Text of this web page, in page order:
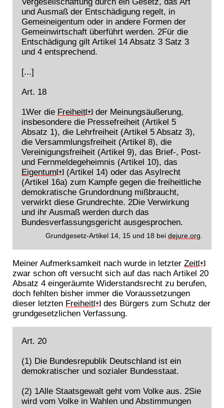
und Ausmaß der Entschädigung regelt, in
Gemeineigentum oder in andere Formen der
Gemeinwirtschaft überführt werden. 2Für die
Entschädigung gilt Artikel 14 Absatz 3 Satz 3
und 4 entsprechend.
[...]
Art. 18
1Wer die Freiheit[+]der Meinungsäußerung,
insbesondere die Pressefreiheit (Artikel 5
Absatz 1), die Lehrfreiheit (Artikel 5 Absatz 3),
die Versammlungsfreiheit (Artikel 8), die
Vereinigungsfreiheit (Artikel 9), das Brief-, Post-
und Fernmeldegeheimnis (Artikel 10), das
Eigentum [+](Artikel 14) oder das Asylrecht
(Artikel 16a) zum Kampfe gegen die freiheitliche
demokratische Grundordnung mißbraucht,
verwirkt diese Grundrechte. 2Die Verwirkung
und ihr Ausmaß werden durch das
Bundesverfassungsgericht ausgesprochen.
Grundgesetz-Artikel 14, 15 und 18 beidejure.org.
Meiner Aufmerksamkeit nach wurde in letzterZeit[+]
zwar schon oft versucht sich auf das nach Artikel 20
Absatz 4 eingeräumte Widerstandsrecht zu berufen,
doch fehlten bisher immer die Voraussetzungen
dieser letzten Freiheit[+] des Bürgers zum Schutz der
grundgesetzlichen Verfassung.
Art. 20
(1) Die Bundesrepublik Deutschland ist ein
demokratischer und sozialer Bundesstaat.
(2) 1Alle Staatsgewalt geht vom Volke aus. 2Sie
wird vom Volke in Wahlen und Abstimmungen